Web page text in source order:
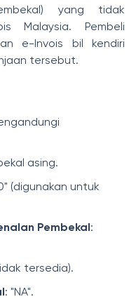
yang tidak
Malaysia. Pembeli
e-Invois bil kendiri
tersebut.
asing.
(digunakan untuk
Pembekal:
tersedia).
: "NA".